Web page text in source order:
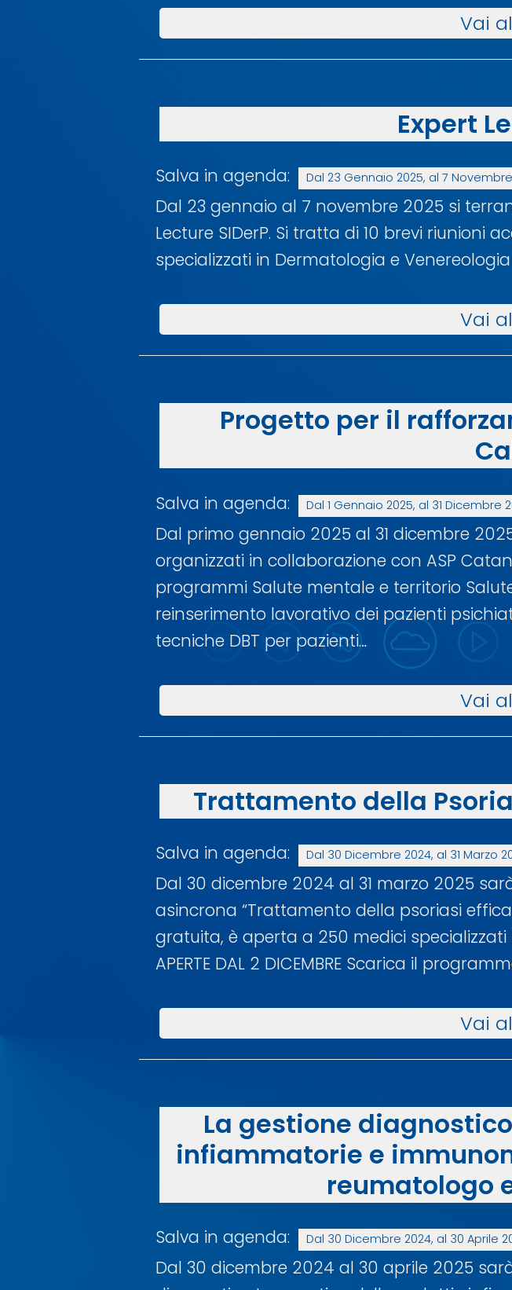
Vai
Expert
Salva in agenda: Dal 23 Gennaio 2025, al 7
Dal 23 gennaio al 7 novembre 2025 si
Lecture SIDerP. Si tratta di 10 brevi riunioni
specializzati in Dermatologia e
Vai
Progetto per il
Salva in agenda: Dal 1 Gennaio 2025, al 31 Dicembre
Dal primo gennaio 2025 al 31 dicembre
organizzati in collaborazione con ASP
programmi Salute mentale e territorio
reinserimento lavorativo dei pazienti
tecniche DBT per pazienti…
Vai
Trattamento della
Salva in agenda: Dal 30 Dicembre 2024, al 31 Marzo
Dal 30 dicembre 2024 al 31 marzo 2025
asincrona “Trattamento della psoriasi
gratuita, è aperta a 250 medici specializzati
APERTE DAL 2 DICEMBRE Scarica il
Vai
La gestione
infiammatorie e
reumatologo
Salva in agenda: Dal 30 Dicembre 2024, al 30 Aprile
Dal 30 dicembre 2024 al 30 aprile 2025